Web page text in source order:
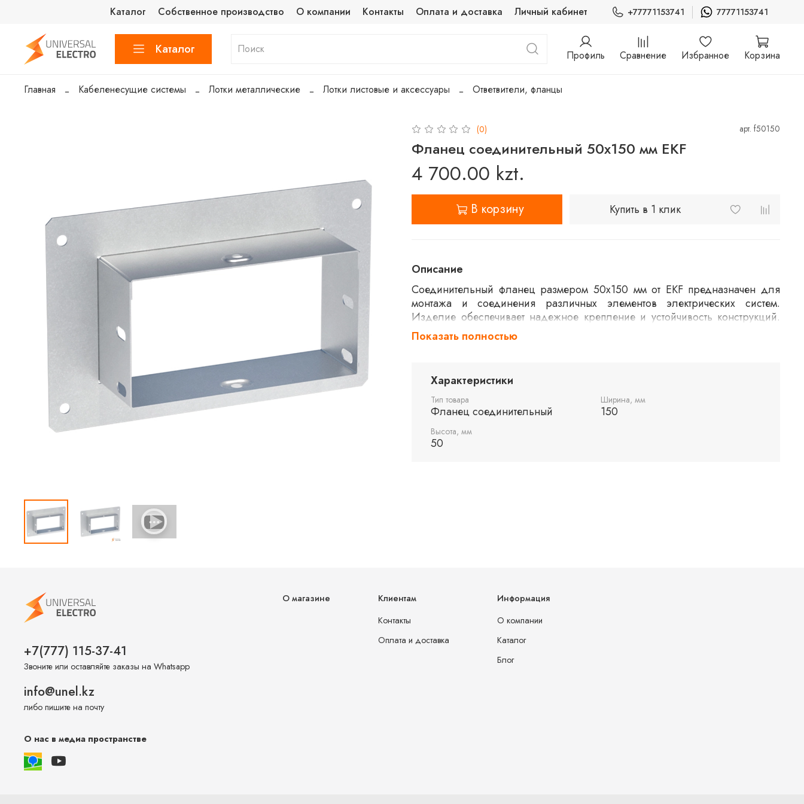
Каталог Собственное производство О компании Контакты Оплата и доставка Личный кабинет +77771153741 77771153741
Каталог Профиль Сравнение Избранное Корзина
Главная Кабеленесущие системы Лотки металлические Лотки листовые и аксессуары Ответвители, фланцы
(0) арт. f50150
Фланец соединительный 50x150 мм EKF
4 700.00 kzt.
В корзину Купить в 1 клик
Описание
Соединительный фланец размером 50x150 мм от EKF предназначен для
монтажа и соединения различных элементов электрических систем.
Изделие обеспечивает надежное крепление и устойчивость конструкций.
Фланец подходит для использования в промышленных и бытовых
условиях, обеспечивая долговечность и надежность соединений.
окружающей среды.
Показать полностью
Характеристики
Тип товара
Фланец соединительный
Ширина, мм
150
Высота, мм
50
О магазине
Клиентам
Контакты
Оплата и доставка
Информация
О компании
Каталог
Блог
+7(777) 115-37-41
Звоните или оставляйте заказы на Whatsapp
info@unel.kz
либо пишите на почту
О нас в медиа пространстве